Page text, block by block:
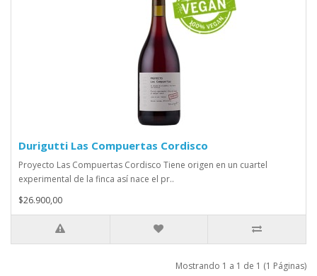
Durigutti Las Compuertas Cordisco
Proyecto Las Compuertas Cordisco Tiene origen en un cuartel
experimental de la finca así nace el pr..
$26.900,00
Mostrando 1 a 1 de 1 (1 Páginas)